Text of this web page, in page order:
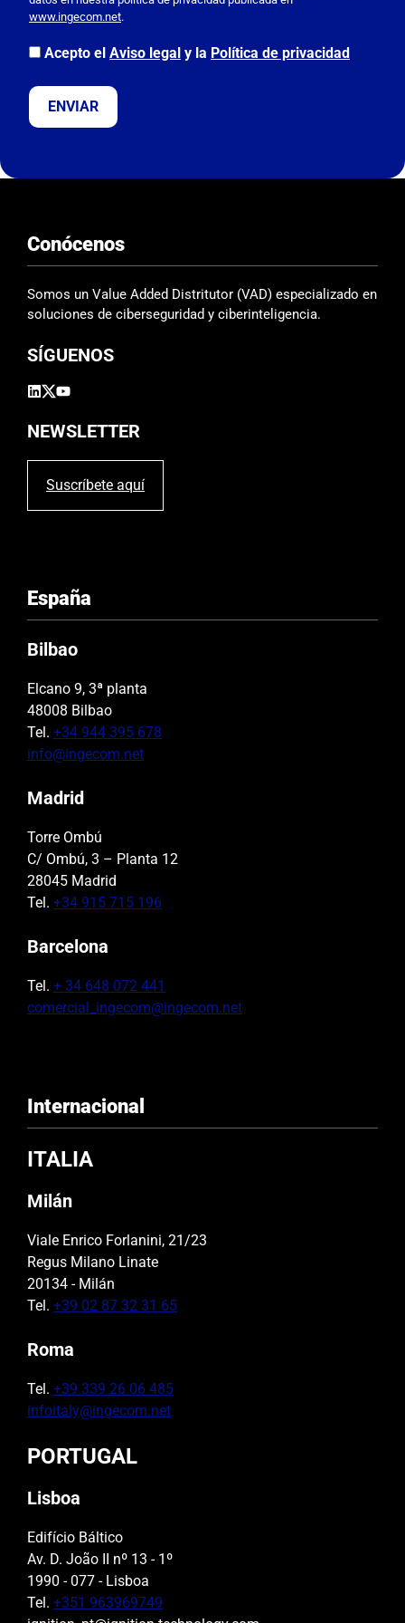
o
r
,
e
s
c
a
m
p
v
c
o
.
www.ingecom.net.
Acepto el Aviso legal y la Política de privacidad
Conócenos
Somos un Value Added Distritutor (VAD) especializado en
soluciones de ciberseguridad y ciberinteligencia.
SÍGUENOS
NEWSLETTER
Suscríbete aquí
España
Bilbao
Elcano 9, 3ª planta
48008 Bilbao
Tel. +34 944 395 678
info@ingecom.net
Madrid
Torre Ombú
C/ Ombú, 3 – Planta 12
28045 Madrid
Tel. +34 915 715 196
Barcelona
Tel. + 34 648 072 441
comercial_ingecom@ingecom.net
Internacional
ITALIA
Milán
Viale Enrico Forlanini, 21/23
Regus Milano Linate
20134 - Milán
Tel. +39 02 87 32 31 65
Roma
Tel. +39 339 26 06 485
infoitaly@ingecom.net
PORTUGAL
Lisboa
Edifício Báltico
Av. D. João II nº 13 - 1º
1990 - 077 - Lisboa
Tel. +351 963969749